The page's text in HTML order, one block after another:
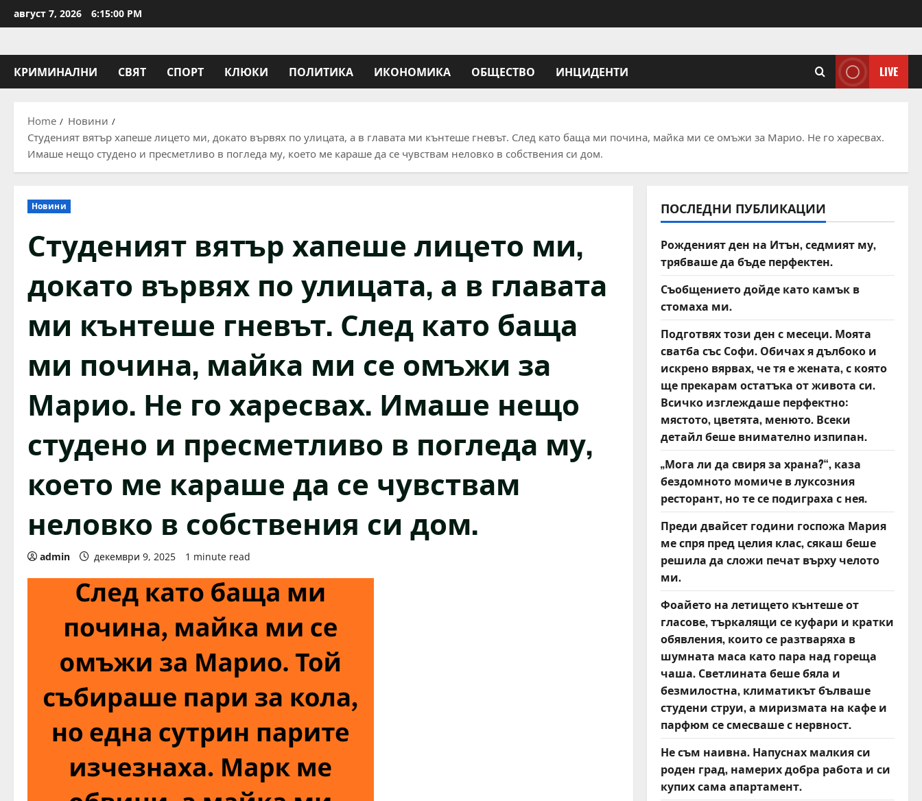
to
август 7, 2026 6:15:01 PM
КРИМИНАЛНИ СВЯТ СПОРТ КЛЮКИ ПОЛИТИКА ИКОНОМИКА ОБЩЕСТВО ИНЦИДЕНТИ LIVE
Home
Новини
Студеният вятър хапеше лицето ми, докато вървях по улицата, а в главата ми кънтеше гневът. След като баща ми почина, майка ми се омъжи за Марио. Не го харесвах.
Имаше нещо студено и пресметливо в погледа му, което ме караше да се чувствам неловко в собствения си дом.
Новини
Студеният вятър хапеше лицето ми,
докато вървях по улицата, а в главата
ми кънтеше гневът. След като баща
ми почина, майка ми се омъжи за
Марио. Не го харесвах. Имаше нещо
студено и пресметливо в погледа му,
което ме караше да се чувствам
неловко в собствения си дом.
admin декември 9, 2025 1 minute read
ПОСЛЕДНИ ПУБЛИКАЦИИ
Рожденият ден на Итън, седмият му,
трябваше да бъде перфектен.
Съобщението дойде като камък в
стомаха ми.
Подготвях този ден с месеци. Моята
сватба със Софи. Обичах я дълбоко и
искрено вярвах, че тя е жената, с която
ще прекарам остатъка от живота си.
Всичко изглеждаше перфектно:
мястото, цветята, менюто. Всеки
детайл беше внимателно изпипан.
„Мога ли да свиря за храна?“, каза
бездомното момиче в луксозния
ресторант, но те се подиграха с нея.
Преди двайсет години госпожа Мария
ме спря пред целия клас, сякаш беше
решила да сложи печат върху челото
ми.
Фоайето на летището кънтеше от
гласове, търкалящи се куфари и кратки
обявления, които се разтваряха в
шумната маса като пара над гореща
чаша. Светлината беше бяла и
безмилостна, климатикът бълваше
студени струи, а миризмата на кафе и
парфюм се смесваше с нервност.
Не съм наивна. Напуснах малкия си
роден град, намерих добра работа и си
купих сама апартамент.